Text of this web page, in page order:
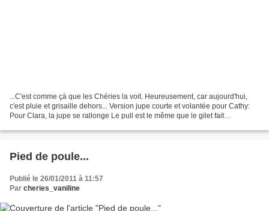
...C'est comme çà que les Chéries la voit. Heureusement, car aujourd'hui,
c'est pluie et grisaille dehors... Version jupe courte et volantée pour Cathy:
Pour Clara, la jupe se rallonge Le pull est le même que le gilet fait
Pied de poule...
Publié le 26/01/2011 à 11:57
Par cheries_vaniline